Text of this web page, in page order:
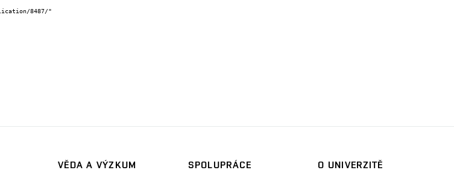
VĚDA A VÝZKUM
SPOLUPRÁCE
O UNIVERZITĚ